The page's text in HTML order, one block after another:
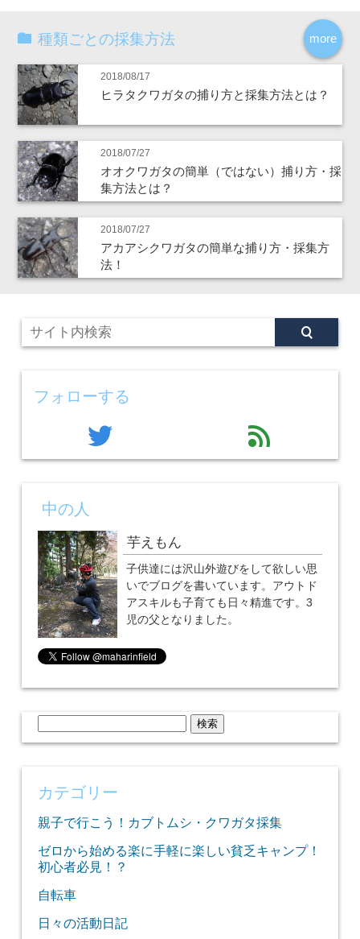
more
種類ごとの採集方法
2018/08/17
ヒラタクワガタの捕り方と採集方法とは？
2018/07/27
オオクワガタの簡単（ではない）捕り方・採
集方法とは？
2018/07/27
アカアシクワガタの簡単な捕り方・採集方
法！
フォローする
twitter feed
中の人
芋えもん
子供達には沢山外遊びをして欲しい思
いでブログを書いています。アウトド
アスキルも子育ても日々精進です。3
児の父となりました。
索:
カテゴリー
親子で行こう！カブトムシ・クワガタ採集
ゼロから始める楽に手軽に楽しい貧乏キャンプ！
初心者必見！？
自転車
日々の活動日記